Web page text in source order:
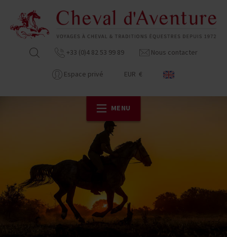
+33 (0)4 82 53 99 89 Nous contacter
Espace privé EUR €
MENU